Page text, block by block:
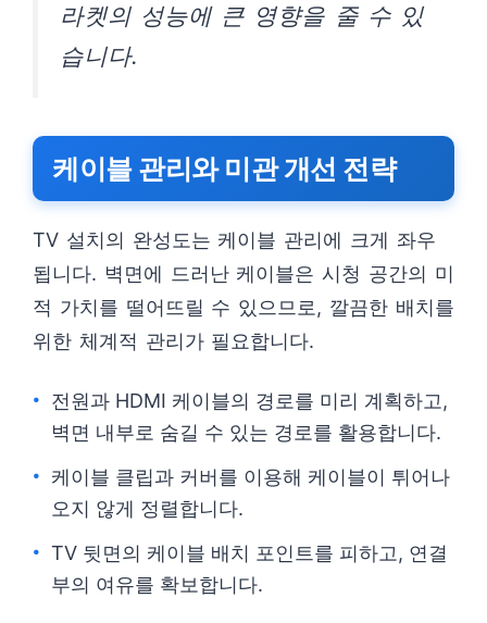
라켓의 성능에 큰 영향을 줄 수 있
습니다.
케이블 관리와 미관 개선 전략
TV 설치의 완성도는 케이블 관리에 크게 좌우
됩니다. 벽면에 드러난 케이블은 시청 공간의 미
적 가치를 떨어뜨릴 수 있으므로, 깔끔한 배치를
위한 체계적 관리가 필요합니다.
전원과 HDMI 케이블의 경로를 미리 계획하고,
벽면 내부로 숨길 수 있는 경로를 활용합니다.
케이블 클립과 커버를 이용해 케이블이 튀어나
오지 않게 정렬합니다.
TV 뒷면의 케이블 배치 포인트를 피하고, 연결
부의 여유를 확보합니다.